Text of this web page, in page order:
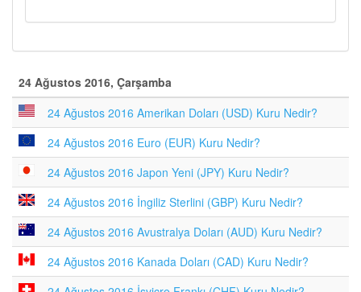
24 Ağustos 2016, Çarşamba
24 Ağustos 2016 Amerikan Doları (USD) Kuru Nedir?
24 Ağustos 2016 Euro (EUR) Kuru Nedir?
24 Ağustos 2016 Japon Yeni (JPY) Kuru Nedir?
24 Ağustos 2016 İngiliz Sterlini (GBP) Kuru Nedir?
24 Ağustos 2016 Avustralya Doları (AUD) Kuru Nedir?
24 Ağustos 2016 Kanada Doları (CAD) Kuru Nedir?